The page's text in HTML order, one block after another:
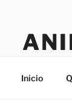
Inicio